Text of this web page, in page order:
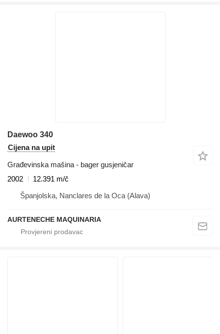
Daewoo 340
Cijena na upit
Građevinska mašina - bager gusjeničar
2002
12.391 m/č
Španjolska, Nanclares de la Oca (Alava)
AURTENECHE MAQUINARIA